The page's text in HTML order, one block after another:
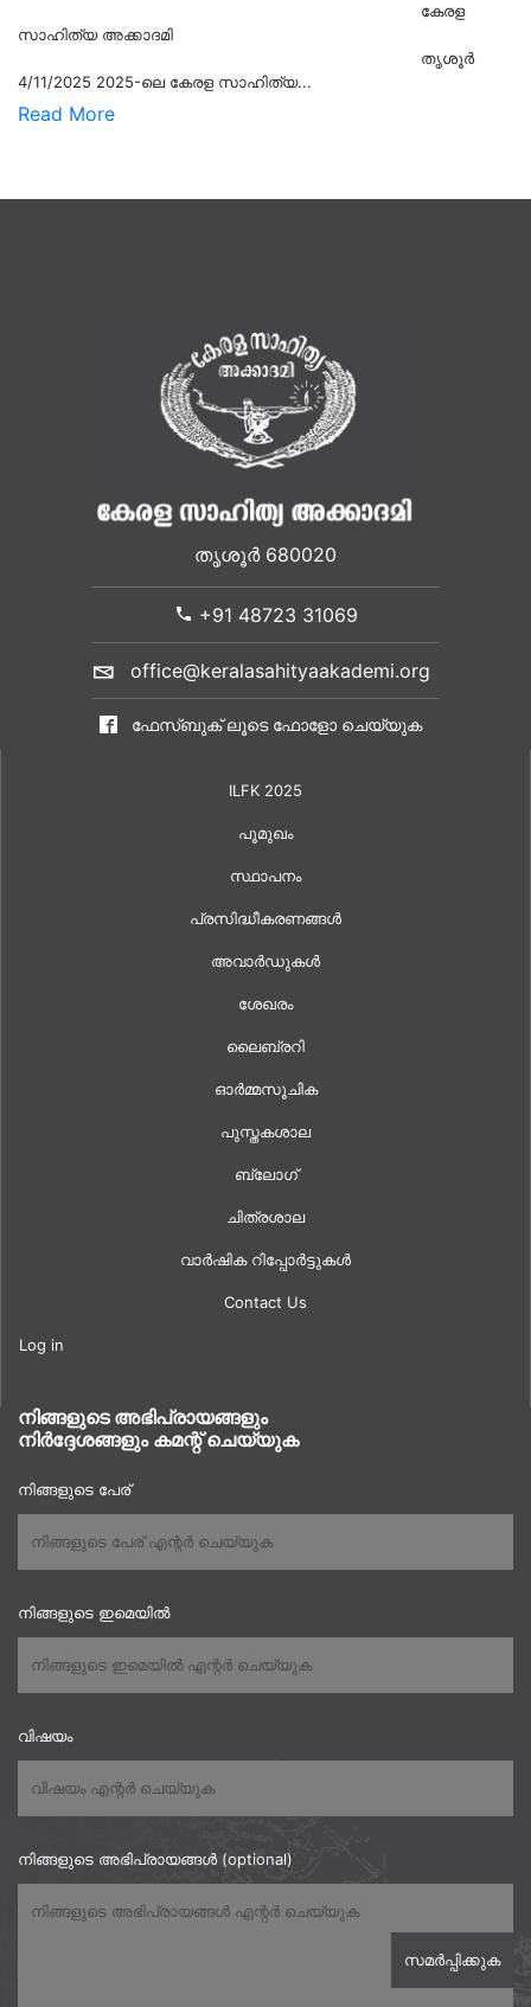
കേരള
സാഹിത്യ അക്കാദമി
തൃശൂര്‍
4/11/2025 2025-ലെ കേരള സാഹിത്യ...
Read More
തൃശൂർ 680020
+91 48723 31069
office@keralasahityaakademi.org
ഫേസ്ബുക് ലൂടെ ഫോളോ ചെയ്യുക
ILFK 2025
പൂമുഖം
സ്ഥാപനം
പ്രസിദ്ധീകരണങ്ങൾ
അവാർഡുകൾ
ശേഖരം
ലൈബ്രറി
ഓർമ്മസൂചിക
പുസ്തകശാല
ബ്ലോഗ്
ചിത്രശാല
വാർഷിക റിപ്പോർട്ടുകൾ
Contact Us
Log in
നിങ്ങളുടെ അഭിപ്രായങ്ങളും
നിർദ്ദേശങ്ങളും കമന്റ് ചെയ്യുക
നിങ്ങളുടെ പേര്
നിങ്ങളുടെ ഇമെയിൽ
വിഷയം
നിങ്ങളുടെ അഭിപ്രായങ്ങൾ (optional)